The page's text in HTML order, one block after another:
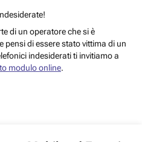
di un operatore che si è
pensi di essere stato vittima di un
indesiderati ti invitiamo a
modulo online.